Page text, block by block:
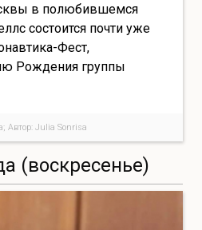
в полюбившемся
состоится почти уже
Фест,
Рождения группы
Автор: Julia Sonrisa
(воскресенье)